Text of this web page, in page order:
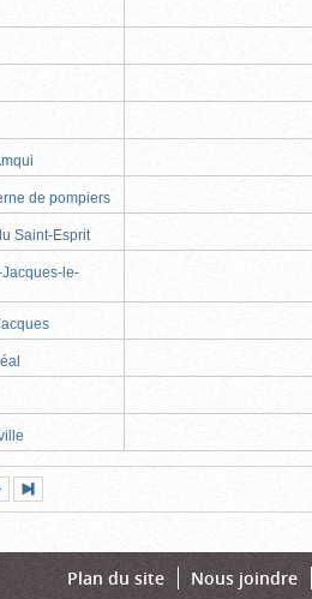
de pompiers
Saint-Esprit
le-
page
Plan du site Nous joindre